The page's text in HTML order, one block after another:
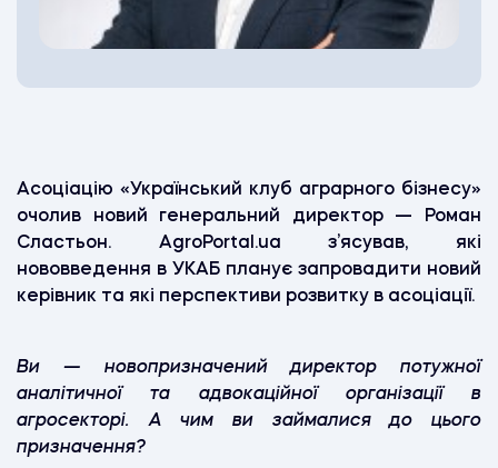
Асоціацію «Український клуб аграрного бізнесу»
очолив новий генеральний директор — Роман
Сластьон. AgroPortal.ua з’ясував, які
нововведення в УКАБ планує запровадити новий
керівник та які перспективи розвитку в асоціації.
Ви — новопризначений директор потужної
аналітичної та адвокаційної організації в
агросекторі. А чим ви займалися до цього
призначення?